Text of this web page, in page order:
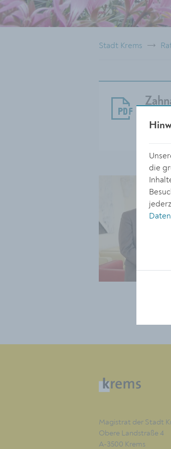
Stadt Krems
Größe:
169.41
Magistrat der Stadt
Obere Landstraße 4
A-3500 Krems
die